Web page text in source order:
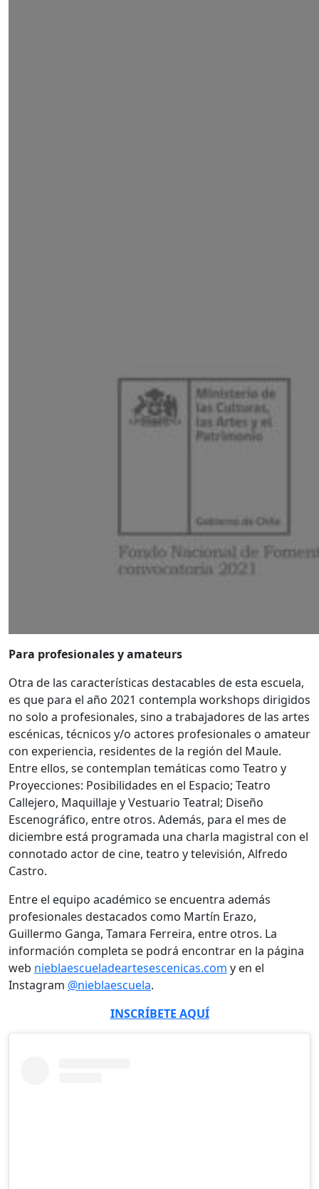
Para profesionales y amateurs
Otra de las características destacables de esta escuela,
es que para el año 2021 contempla workshops dirigidos
no solo a profesionales, sino a trabajadores de las artes
escénicas, técnicos y/o actores profesionales o amateur
con experiencia, residentes de la región del Maule.
Entre ellos, se contemplan temáticas como Teatro y
Proyecciones: Posibilidades en el Espacio; Teatro
Callejero, Maquillaje y Vestuario Teatral; Diseño
Escenográfico, entre otros. Además, para el mes de
diciembre está programada una charla magistral con el
connotado actor de cine, teatro y televisión, Alfredo
Castro.
Entre el equipo académico se encuentra además
profesionales destacados como Martín Erazo,
Guillermo Ganga, Tamara Ferreira, entre otros. La
información completa se podrá encontrar en la página
web nieblaescueladeartesescenicas.com y en el
Instagram @nieblaescuela.
INSCRÍBETE AQUÍ